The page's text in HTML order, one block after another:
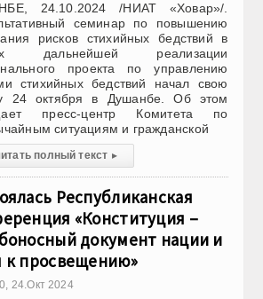
24.10.2024 /НИАТ «Ховар»/.
семинар по повышению
рисков стихийных бедствий в
дальнейшей реализации
проекта по управлению
стихийных бедствий начал свою
24 октября в Душанбе. Об этом
пресс-центр Комитета по
ситуациям и гражданской
полный текст ▸
Республиканская
«Конституция –
документ нации и
к просвещению»
24.Окт 2024